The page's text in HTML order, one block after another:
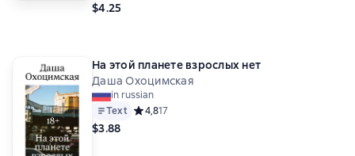
$4.25
На этой планете взрослых нет
Даша Охоцимская
in russian
Text Средний рейтинг 4,8 на основе 17 оценок
4,817
$3.88